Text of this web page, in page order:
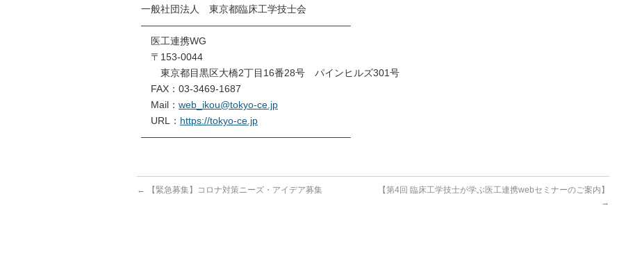
一般社団法人 東京都臨床工学技士会
—————————————————————–
医工連携WG
〒153-0044
東京都目黒区大橋2丁目16番28号 パインヒルズ301号
FAX：03-3469-1687
Mail： web_ikou@tokyo-ce.jp
URL： https://tokyo-ce.jp
—————————————————————–
← 【緊急募集】コロナ対策ニーズ・アイデア募集
【第4回 臨床工学技士が学ぶ医工連携webセミナーのご案内】
→